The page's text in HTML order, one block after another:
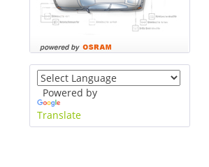
Powered by
Translate